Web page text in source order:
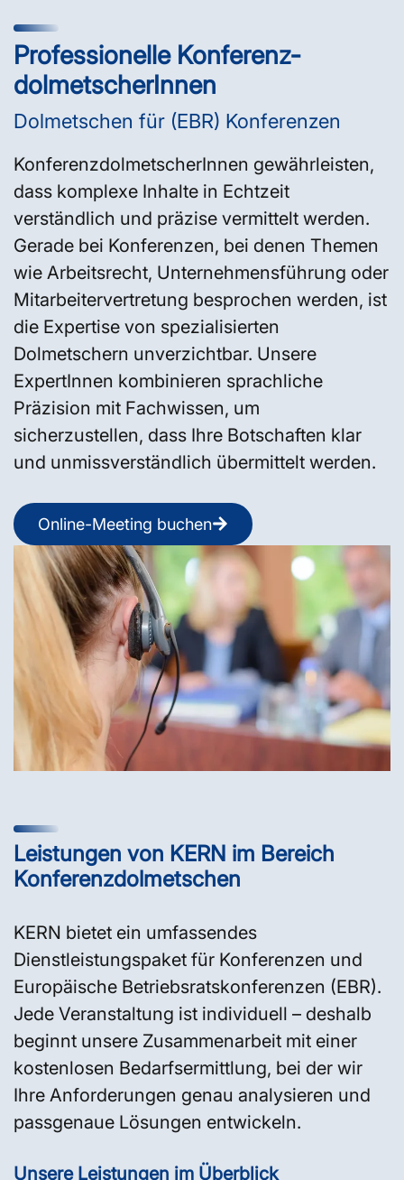
Professionelle Konferenz­
dolmetscherInnen
Dolmetschen für (EBR) Konferenzen
KonferenzdolmetscherInnen gewährleisten,
dass komplexe Inhalte in Echtzeit
verständlich und präzise vermittelt werden.
Gerade bei Konferenzen, bei denen Themen
wie Arbeitsrecht, Unternehmensführung oder
Mitarbeitervertretung besprochen werden, ist
die Expertise von spezialisierten
Dolmetschern unverzichtbar. Unsere
ExpertInnen kombinieren sprachliche
Präzision mit Fachwissen, um
sicherzustellen, dass Ihre Botschaften klar
und unmissverständlich übermittelt werden.
Online-Meeting buchen
Leistungen von KERN im Bereich
Konferenzdolmetschen
KERN bietet ein umfassendes
Dienstleistungspaket für Konferenzen und
Europäische Betriebsratskonferenzen (EBR).
Jede Veranstaltung ist individuell – deshalb
beginnt unsere Zusammenarbeit mit einer
kostenlosen Bedarfsermittlung, bei der wir
Ihre Anforderungen genau analysieren und
passgenaue Lösungen entwickeln.
Unsere Leistungen im Überblick